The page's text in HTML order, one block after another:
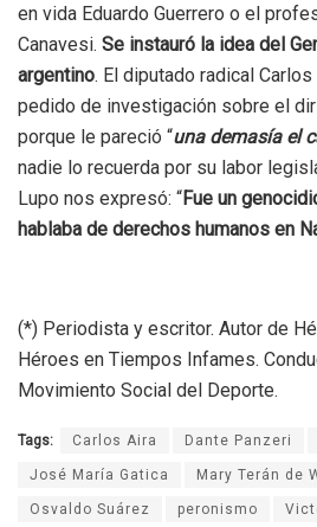
en vida Eduardo Guerrero o el
Canavesi. Se instauró la idea del
argentino. El diputado radical
pedido de investigación sobre el
porque le pareció “una demasía el
nadie lo recuerda por su labor
Lupo nos expresó: “Fue un
hablaba de derechos humanos en
(*) Periodista y escritor. Autor de
Héroes en Tiempos Infames.
Movimiento Social del Deporte.
Tags: Carlos Aira Dante Panzeri
José María Gatica Mary Terán de
Osvaldo Suárez peronismo